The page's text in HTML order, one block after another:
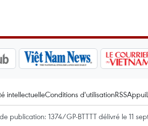
intellectuelleConditions d'utilisationRSSAppui
publication: 1374/GP-BTTTT délivré le 11